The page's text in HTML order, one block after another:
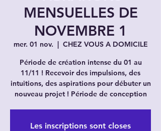
MENSUELLES DE
NOVEMBRE 1
mer. 01 nov.
  |
CHEZ VOUS A DOMICILE
Période de création intense du 01 au
11/11 ! Recevoir des impulsions, des
intuitions, des aspirations pour débuter un
nouveau projet ! Période de conception
Les inscriptions sont closes